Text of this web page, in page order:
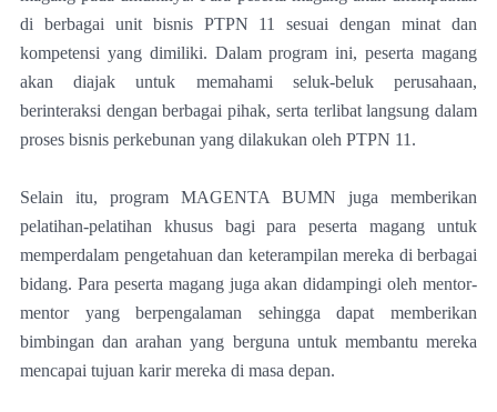
di berbagai unit bisnis PTPN 11 sesuai dengan minat dan
kompetensi yang dimiliki. Dalam program ini, peserta magang
akan diajak untuk memahami seluk-beluk perusahaan,
berinteraksi dengan berbagai pihak, serta terlibat langsung dalam
proses bisnis perkebunan yang dilakukan oleh PTPN 11.
Selain itu, program MAGENTA BUMN juga memberikan
pelatihan-pelatihan khusus bagi para peserta magang untuk
memperdalam pengetahuan dan keterampilan mereka di berbagai
bidang. Para peserta magang juga akan didampingi oleh mentor-
mentor yang berpengalaman sehingga dapat memberikan
bimbingan dan arahan yang berguna untuk membantu mereka
mencapai tujuan karir mereka di masa depan.